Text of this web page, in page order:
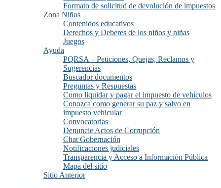
Formato de solicitud de devolución de impuestos
Zona Niños
Contenidos educativos
Derechos y Deberes de los niños y niñas
Juegos
Ayuda
PQRSA – Peticiones, Quejas, Reclamos y
Sugerencias
Buscador documentos
Preguntas y Respuestas
Como liquidar y pagar el impuesto de vehículos
Conozca como generar su paz y salvo en
impuesto vehicular
Convocatorias
Denuncie Actos de Corrupción
Chat Gobernación
Notificaciones judiciales
Transparencia y Acceso a Información Pública
Mapa del sitio
Sitio Anterior